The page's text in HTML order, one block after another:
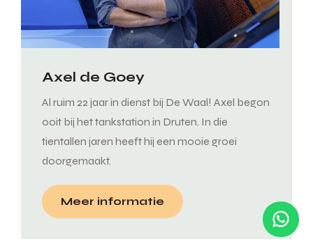
Axel de Goey
Al ruim 22 jaar in dienst bij De Waal! Axel begon
ooit bij het tankstation in Druten. In die
tientallen jaren heeft hij een mooie groei
doorgemaakt.
Meer informatie